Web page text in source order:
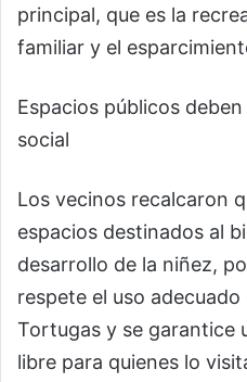
principal, que es la
familiar y el
Espacios públicos
social
Los vecinos recalcaron
espacios destinados al
desarrollo de la niñez,
respete el uso adecuado
Tortugas y se garantice
libre para quienes lo